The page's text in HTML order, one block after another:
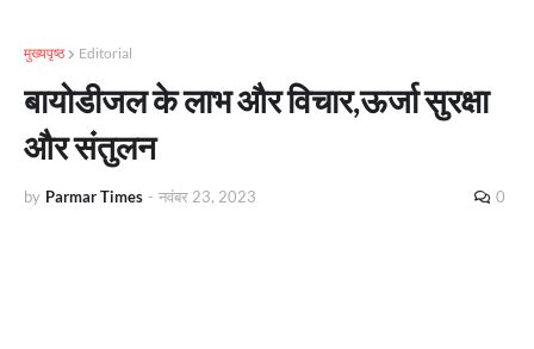
मुख्यपृष्ठ Editorial
बायोडीजल के लाभ और विचार,ऊर्जा सुरक्षा
और संतुलन
by Parmar Times - नवंबर 23, 2023 0